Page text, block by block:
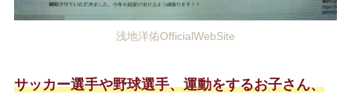
浅地洋佑OfficialWebSite
サッカー選手や野球選手、運動をするお子さん、